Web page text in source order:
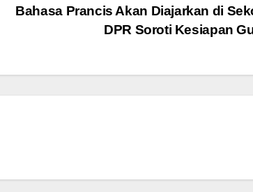
Bahasa Prancis Akan Diajarkan di
DPR Soroti Kesiapan